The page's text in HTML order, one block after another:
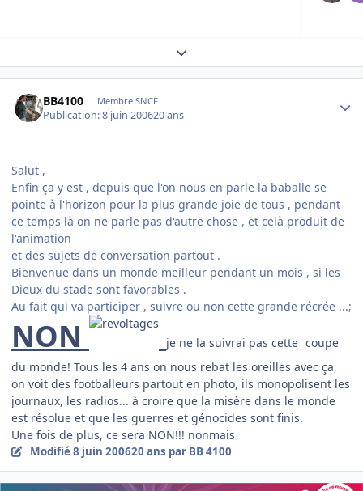
Expand topic overview
BB4100 Membre SNCF
Publication:8 juin 200620 ans
Salut ,
Enfin ça y est , depuis que l'on nous en parle la baballe se
pointe à l'horizon pour la plus grande joie de tous , pendant
ce temps là on ne parle pas d'autre chose , et celà produit de
l'animation
et des sujets de conversation partout .
Bienvenue dans un monde meilleur pendant un mois , si les
Dieux du stade sont favorables .
Au fait qui va participer , suivre ou non cette grande récrée ...;
NON je ne la suivrai pas cette coupe
du monde! Tous les 4 ans on nous rebat les oreilles avec ça,
on voit des footballeurs partout en photo, ils monopolisent les
journaux, les radios... à croire que la misère dans le monde
est résolue et que les guerres et génocides sont finis.
Une fois de plus, ce sera NON!!! nonmais
Modifié8 juin 200620 ans par BB 4100